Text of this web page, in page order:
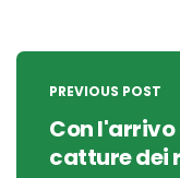
Post
navigation
PREVIOUS POST
Con
catture dei